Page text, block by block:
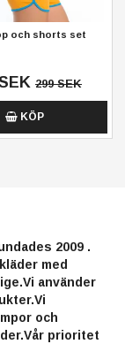
och shorts set
299 SEK
KÖP
2009 .
med
använder
och
prioritet